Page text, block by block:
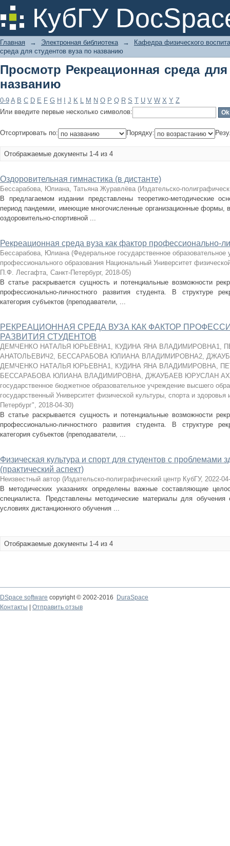
КубГУ
Просмотр Рекреационная среда
Главная → Электронная библиотека →
Кафедра физического
среда для студентов вуза по названию
Просмотр Рекреационная среда
названию
0-9 A B C D E F G H J K L M N O P Q R S T U V W X Y Z
Или введите первые несколько символов:
Отсортировать по: Порядку:
Отображаемые документы 1-4 из 4
Оздоровительная гимнастика (в дистанте)
Бессарабова, Юлиана, Татьяна Журавлёва (Издательско-
В предлагаемом издании представлены теоретико-методические
период пандемии, имеющие многочисленные организационные формы,
оздоровительно-спортивной ...
Рекреационная среда вуза как фактор профессионально-
Бессарабова, Юлиана (Федеральное государственное
профессионального образования Национальный Университет
П.Ф. Лесгафта, Санкт-Петербург, 2018-05)
В статье раскрывается сущность и потенциальные возможности
профессионально-личностного развития студента. В структуре
категория субъектов (преподаватели, ...
РЕКРЕАЦИОННАЯ СРЕДА ВУЗА КАК ФАКТОР
РАЗВИТИЯ СТУДЕНТОВ
ДЕМЧЕНКО НАТАЛЬЯ ЮРЬЕВНА1, КУДИНА ЯНА ВЛАДИМИРОВНА1,
АНАТОЛЬЕВИЧ2, БЕССАРАБОВА ЮЛИАНА ВЛАДИМИРОВНА2,
ДЕМЧЕНКО НАТАЛЬЯ ЮРЬЕВНА1, КУДИНА ЯНА ВЛАДИМИРОВНА,
БЕССАРАБОВА ЮЛИАНА ВЛАДИМИРОВНА, ДЖАУБАЕВ ЮРУСЛАН
государственное бюджетное образовательное учреждение высшего
государственный Университет физической культуры, спорта и
Петербург", 2018-04-30)
В статье раскрывается сущность и потенциальные возможности
профессионально-личностного развития студента. В структуре
категория субъектов (преподаватели, ...
Физическая культура и спорт для студентов с проблемами
(практический аспект)
Неизвестный автор (Издательско-полиграфический центр КубГУ, 2022-
В методических указаниях определены важные составляющие
специалиста. Представлены методические материалы для обучения
условиях дистанционного обучения ...
Отображаемые документы 1-4 из 4
DSpace software copyright © 2002-2016
DuraSpace
Контакты
Отправить отзыв